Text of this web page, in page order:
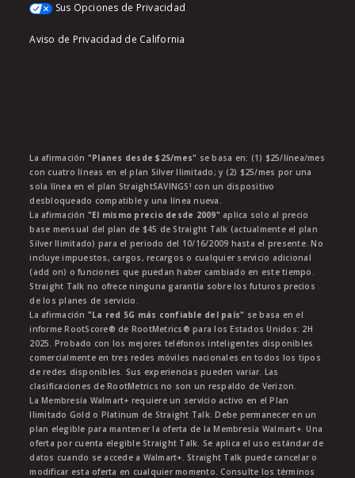
Sus Opciones de Privacidad
Aviso de Privacidad de California
La afirmación "Planes desde $25/mes" se basa en: (1) $25/línea/mes
con cuatro líneas en el plan Silver Ilimitado; y (2) $25/mes por una
sola línea en el plan StraightSAVINGS! con un dispositivo
desbloqueado compatible y una línea nueva.
La afirmación "El mismo precio desde 2009" aplica solo al precio
base mensual del plan de $45 de Straight Talk (actualmente el plan
Silver Ilimitado) para el periodo del 10/16/2009 hasta el presente. No
incluye impuestos, cargos, recargos o cualquier servicio adicional
(add on) o funciones que puedan haber cambiado en este tiempo.
Straight Talk no ofrece ninguna garantía sobre los futuros precios
de los planes de servicio.
La afirmación "La red 5G más confiable del país" se basa en el
informe RootScore® de RootMetrics® para los Estados Unidos: 2H
2025. Probado con los mejores teléfonos inteligentes disponibles
comercialmente en tres redes móviles nacionales en todos los tipos
de redes disponibles. Sus experiencias pueden variar. Las
clasificaciones de RootMetrics no son un respaldo de Verizon.
La Membresía Walmart+ requiere un servicio activo en el Plan
Ilimitado Gold o Platinum de Straight Talk. Debe permanecer en un
plan elegible para mantener la oferta de la Membresía Walmart+. Una
oferta por cuenta elegible Straight Talk. Se aplica el uso estándar de
datos cuando se accede a Walmart+. Straight Talk puede cancelar o
modificar esta oferta en cualquier momento. Consulte los términos